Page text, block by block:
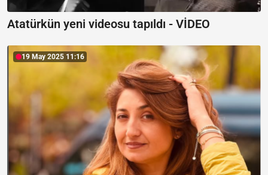
Atatürkün yeni videosu tapıldı - VİDEO
19 May 2025 11:16